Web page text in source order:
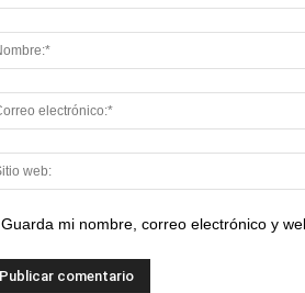
Guarda mi nombre, correo electrónico y